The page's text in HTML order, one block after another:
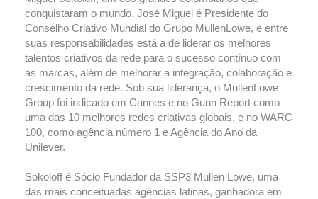
conquistaram o mundo. José Miguel é Presidente do
Conselho Criativo Mundial do Grupo MullenLowe, e entre
suas responsabilidades está a de liderar os melhores
talentos criativos da rede para o sucesso contínuo com
as marcas, além de melhorar a integração, colaboração e
crescimento da rede. Sob sua liderança, o MullenLowe
Group foi indicado em Cannes e no Gunn Report como
uma das 10 melhores redes criativas globais, e no WARC
100, como agência número 1 e Agência do Ano da
Unilever.
Sokoloff é Sócio Fundador da SSP3 Mullen Lowe, uma
das mais conceituadas agências latinas, ganhadora em